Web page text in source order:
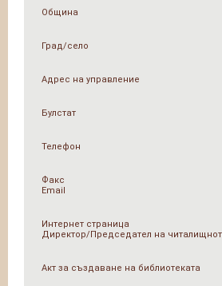
Община
Град/село
Адрес на управление
Булстат
Телефон
Факс
Email
Интернет страница
Директор/Председател на
Акт за създаване на библиотеката